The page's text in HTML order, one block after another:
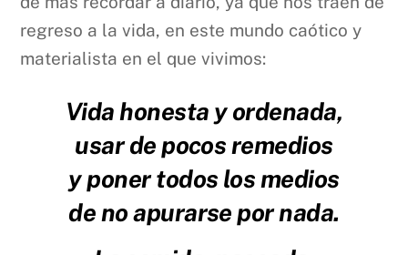
regreso a la vida, en este mundo caótico y
materialista en el que vivimos:
Vida honesta y ordenada,
usar de pocos remedios
y poner todos los medios
de no apurarse por nada.